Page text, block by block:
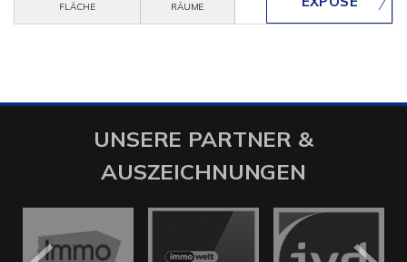
FLÄCHE
RÄUME
UNSERE PARTNER &
AUSZEICHNUNGEN